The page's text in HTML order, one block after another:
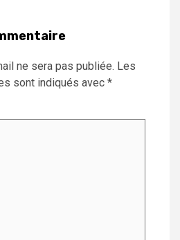
ne sera pas publiée. Les
sont indiqués avec *